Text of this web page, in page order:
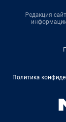
Редакция
Политика